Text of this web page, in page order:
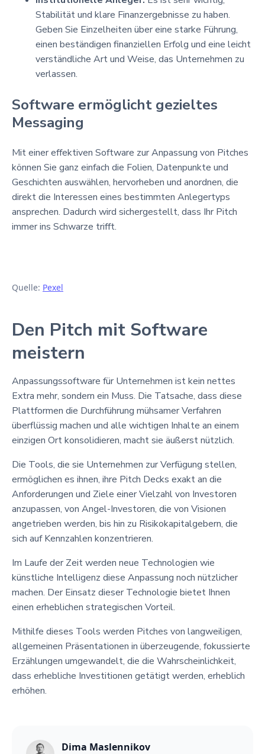
Stabilität und klare Finanzergebnisse zu haben.
Geben Sie Einzelheiten über eine starke Führung,
einen beständigen finanziellen Erfolg und eine leicht
verständliche Art und Weise, das Unternehmen zu
verlassen.
Software ermöglicht gezieltes
Messaging
Mit einer effektiven Software zur Anpassung von Pitches
können Sie ganz einfach die Folien, Datenpunkte und
Geschichten auswählen, hervorheben und anordnen, die
direkt die Interessen eines bestimmten Anlegertyps
ansprechen. Dadurch wird sichergestellt, dass Ihr Pitch
immer ins Schwarze trifft.
Quelle: Pexel
Den Pitch mit Software
meistern
Anpassungssoftware für Unternehmen ist kein nettes
Extra mehr, sondern ein Muss. Die Tatsache, dass diese
Plattformen die Durchführung mühsamer Verfahren
überflüssig machen und alle wichtigen Inhalte an einem
einzigen Ort konsolidieren, macht sie äußerst nützlich.
Die Tools, die sie Unternehmen zur Verfügung stellen,
ermöglichen es ihnen, ihre Pitch Decks exakt an die
Anforderungen und Ziele einer Vielzahl von Investoren
anzupassen, von Angel-Investoren, die von Visionen
angetrieben werden, bis hin zu Risikokapitalgebern, die
sich auf Kennzahlen konzentrieren.
Im Laufe der Zeit werden neue Technologien wie
künstliche Intelligenz diese Anpassung noch nützlicher
machen. Der Einsatz dieser Technologie bietet Ihnen
einen erheblichen strategischen Vorteil.
Mithilfe dieses Tools werden Pitches von langweiligen,
allgemeinen Präsentationen in überzeugende, fokussierte
Erzählungen umgewandelt, die die Wahrscheinlichkeit,
dass erhebliche Investitionen getätigt werden, erheblich
erhöhen.
Dima Maslennikov